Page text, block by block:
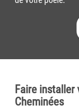
Faire
Cheminées